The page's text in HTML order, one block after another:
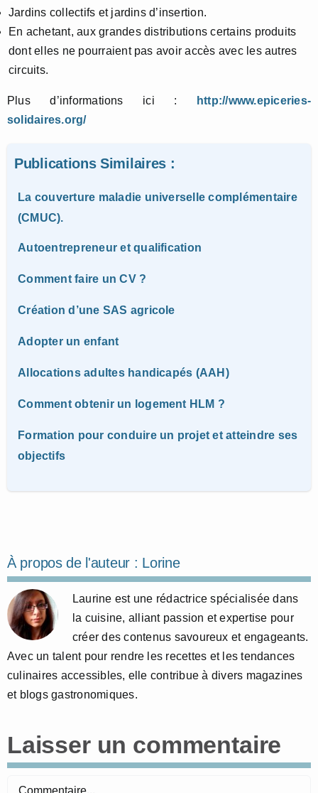
Jardins collectifs et jardins d’insertion.
En achetant, aux grandes distributions certains produits
dont elles ne pourraient pas avoir accès avec les autres
circuits.
Plus d’informations ici :
http://www.epiceries-
solidaires.org/
Publications Similaires :
La couverture maladie universelle complémentaire
(CMUC).
Autoentrepreneur et qualification
Comment faire un CV ?
Création d’une SAS agricole
Adopter un enfant
Allocations adultes handicapés (AAH)
Comment obtenir un logement HLM ?
Formation pour conduire un projet et atteindre ses
objectifs
À propos de l'auteur : Lorine
Laurine est une rédactrice spécialisée dans
la cuisine, alliant passion et expertise pour
créer des contenus savoureux et engageants.
Avec un talent pour rendre les recettes et les tendances
culinaires accessibles, elle contribue à divers magazines
et blogs gastronomiques.
Laisser un commentaire
Commentaire